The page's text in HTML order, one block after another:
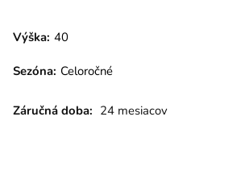
Výška: 40
Sezóna: Celoročné
Záručná doba: 24 mesiacov